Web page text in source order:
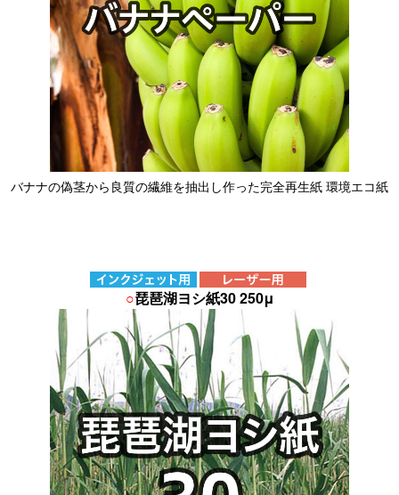
バナナの偽茎から良質の繊維を抽出し作った完全再生紙 環境エコ紙
○琵琶湖ヨシ紙30 250μ